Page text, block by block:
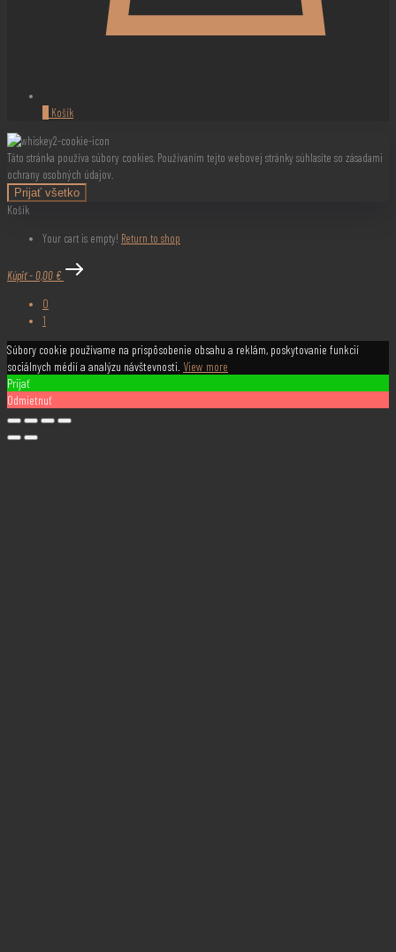
Košík
Táto stránka používa súbory cookies. Používaním tejto webovej stránky súhlasíte so zásadami
ochrany osobných údajov.
Prijať všetko
Košík
Your cart is empty! Return to shop
Kúpiť-0,00 €
0
1
Súbory cookie používame na prispôsobenie obsahu a reklám, poskytovanie funkcií
sociálnych médií a analýzu návštevnosti. View more
Prijať
Odmietnuť